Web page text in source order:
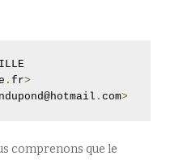
. fr>
. com>
comprenons que le